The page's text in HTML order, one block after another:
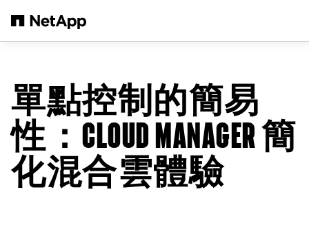
單點控制的簡易
性：CLOUD MANAGER 簡
化混合雲體驗